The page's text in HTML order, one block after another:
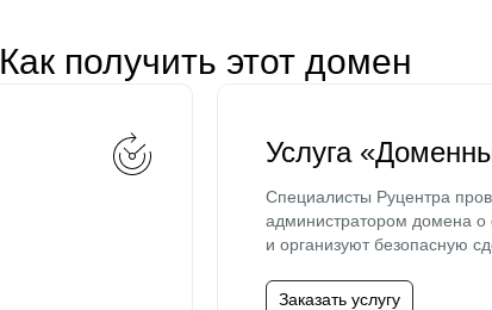
Как получить этот домен
Услуга
Специалисты Руцентра
администратором домена
и организуют безопасную
Заказать услугу